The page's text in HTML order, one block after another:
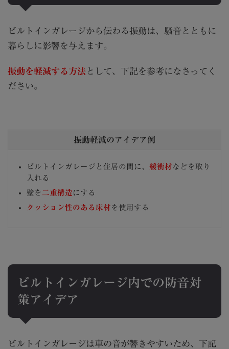
ビルトインガレージから伝わる振動は、騒音とともに
暮らしに影響を与えます。
振動を軽減する方法 として、下記を参考になさってく
ださい。
振動軽減のアイデア例
ビルトインガレージと住居の間に、 緩衝材 などを取り
入れる
壁を 二重構造 にする
クッション性のある床材 を使用する
ビルトインガレージ内での防音対
策アイデア
ビルトインガレージは車の音が響きやすいため、下記